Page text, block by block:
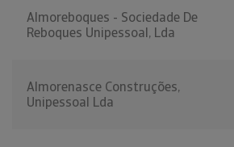
Almoreboques - Sociedade De
Reboques Unipessoal, Lda
Almorenasce Construções,
Unipessoal Lda